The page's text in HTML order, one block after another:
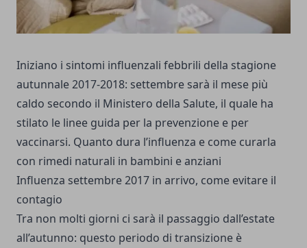
Iniziano i sintomi influenzali febbrili della stagione
autunnale 2017-2018: settembre sarà il mese più
caldo secondo il Ministero della Salute, il quale ha
stilato le linee guida per la prevenzione e per
vaccinarsi. Quanto dura l’influenza e come curarla
con rimedi naturali in bambini e anziani
Influenza settembre 2017 in arrivo, come evitare il
contagio
Tra non molti giorni ci sarà il passaggio dall’estate
all’autunno: questo periodo di transizione è